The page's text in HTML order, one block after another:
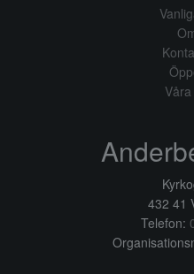
432 41
Telefon: